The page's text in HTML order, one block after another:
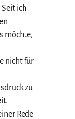
ich
möchte,
nicht für
zu
Rede